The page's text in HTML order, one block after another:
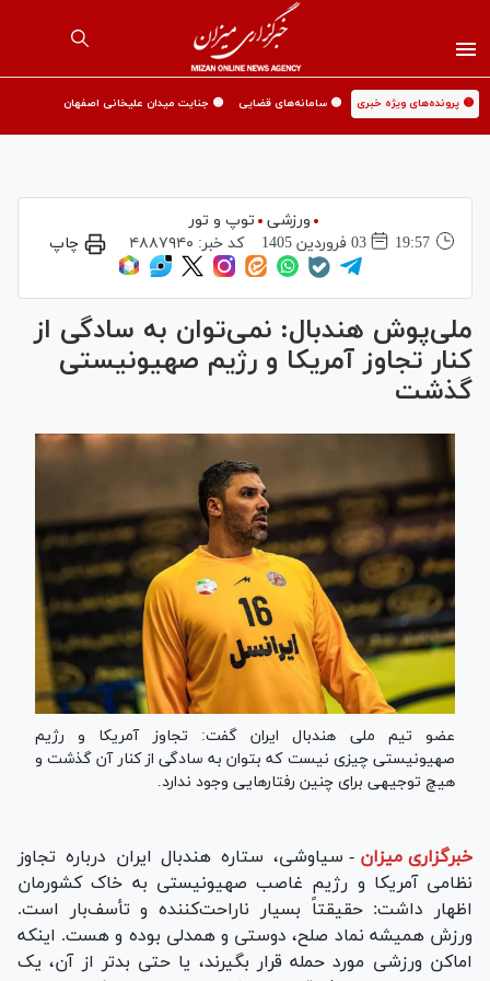
🟡 پرونده‌های ویژه خبری 🟡 سامانه‌های قضایی 🟡 جنایت میدان علیخانی اصفهان
ورزشی
توپ و تور
19:57
03 فروردين 1405 کد خبر: ۴۸۸۷۹۴۰ چاپ
ملی‌پوش هندبال: نمی‌توان به سادگی از
کنار تجاوز آمریکا و رژیم صهیونیستی
گذشت
عضو تیم ملی هندبال ایران گفت: تجاوز آمریکا و رژیم
صهیونیستی چیزی نیست که بتوان به سادگی از کنار آن گذشت و
هیچ توجیهی برای چنین رفتار‌هایی وجود ندارد.
خبرگزاری میزان - سیاوشی، ستاره هندبال ایران درباره تجاوز
نظامی آمریکا و رژیم غاصب صهیونیستی به خاک کشورمان
اظهار داشت: حقیقتاً بسیار ناراحت‌کننده و تأسف‌بار است.
ورزش همیشه نماد صلح، دوستی و همدلی بوده و هست. اینکه
اماکن ورزشی مورد حمله قرار بگیرند، یا حتی بدتر از آن، یک